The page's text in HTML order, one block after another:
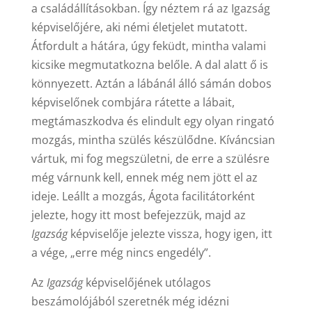
a családállításokban. Így néztem rá az Igazság
képviselőjére, aki némi életjelet mutatott.
Átfordult a hátára, úgy feküdt, mintha valami
kicsike megmutatkozna belőle. A dal alatt ő is
könnyezett. Aztán a lábánál álló sámán dobos
képviselőnek combjára rátette a lábait,
megtámaszkodva és elindult egy olyan ringató
mozgás, mintha szülés készülődne. Kíváncsian
vártuk, mi fog megszületni, de erre a szülésre
még várnunk kell, ennek még nem jött el az
ideje. Leállt a mozgás, Ágota facilitátorként
jelezte, hogy itt most befejezzük, majd az
Igazságképviselője jelezte vissza, hogy igen, itt
a vége, „erre még nincs engedély”.
Az Igazságképviselőjének utólagos
beszámolójából szeretnék még idézni